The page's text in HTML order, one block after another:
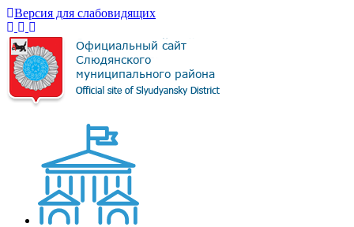
Версия для слабовидящих